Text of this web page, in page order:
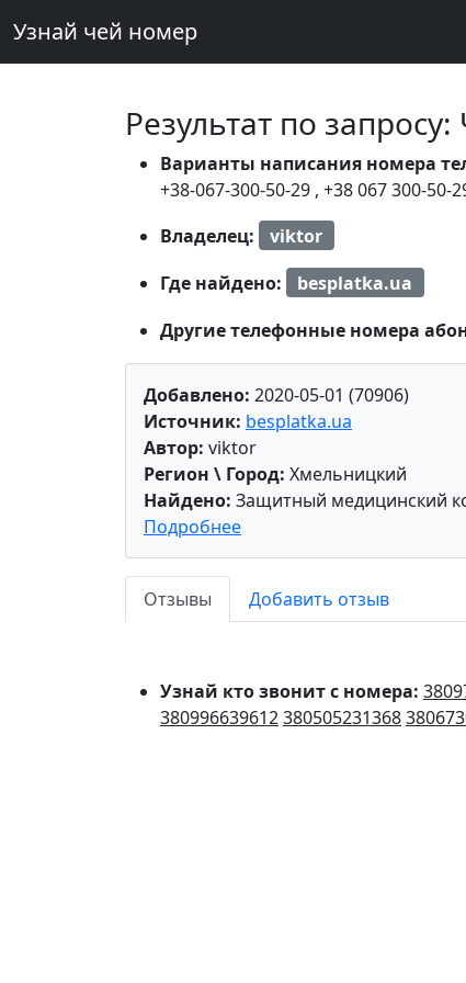
Узнай чей номер
Результат по
Варианты написания номера
+38-067-300-50-29 , +38 067 300-50-
Владелец:
viktor
Где найдено:
besplatka.ua
Другие телефонные номера
Добавлено: 2020-05-01 (70906)
Источник: besplatka.ua
Автор: viktor
Регион \ Город: Хмельницкий
Найдено: Защитный медицинский
Подробнее
Отзывы
Добавить отзыв
Узнай кто звонит с номера:
380996639612380505231368